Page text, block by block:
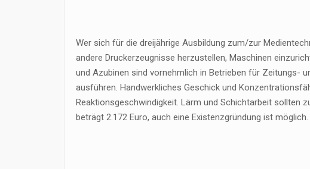
Wer sich für die dreijährige Ausbildung zum/zur
andere Druckerzeugnisse herzustellen, Maschinen
und Azubinen sind vornehmlich in Betrieben für Zeitungs-
ausführen. Handwerkliches Geschick und
Reaktionsgeschwindigkeit. Lärm und Schichtarbeit sollten
beträgt 2.172 Euro, auch eine Existenzgründung ist möglich.